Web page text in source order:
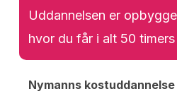
Uddannelsen er
hvor du får i alt 50
Nymanns